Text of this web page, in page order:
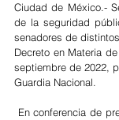
Ciudad de México.-
de la seguridad
senadores de
Decreto en Materia
septiembre de 2022,
Guardia Nacional.
En conferencia de